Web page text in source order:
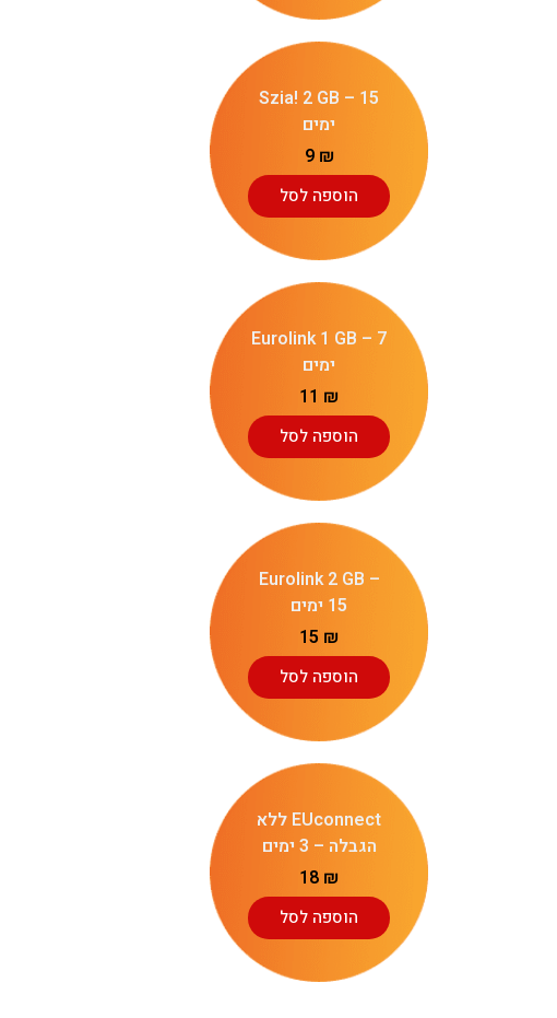
Szia! 2 GB – 15
ימים
9 ₪
הוספה לסל
Eurolink 1 GB – 7
ימים
11 ₪
הוספה לסל
Eurolink 2 GB –
15 ימים
15 ₪
הוספה לסל
EUconnect ללא
הגבלה – 3 ימים
18 ₪
הוספה לסל